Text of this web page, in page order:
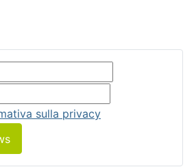
sulla privacy